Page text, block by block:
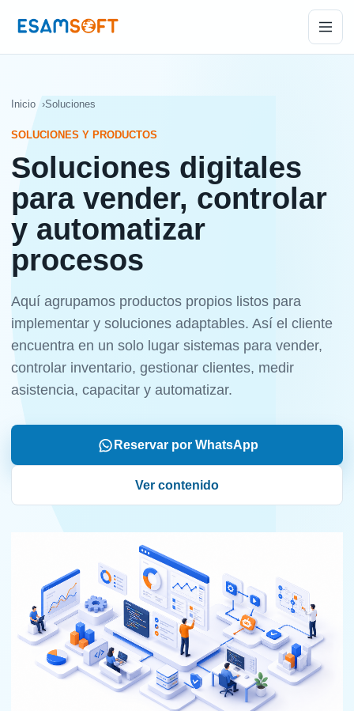
Inicio Soluciones
SOLUCIONES Y PRODUCTOS
Soluciones digitales
para vender, controlar
y automatizar
procesos
Aquí agrupamos productos propios listos para
implementar y soluciones adaptables. Así el cliente
encuentra en un solo lugar sistemas para vender,
controlar inventario, gestionar clientes, medir
asistencia, capacitar y automatizar.
Reservar por WhatsApp
Ver contenido